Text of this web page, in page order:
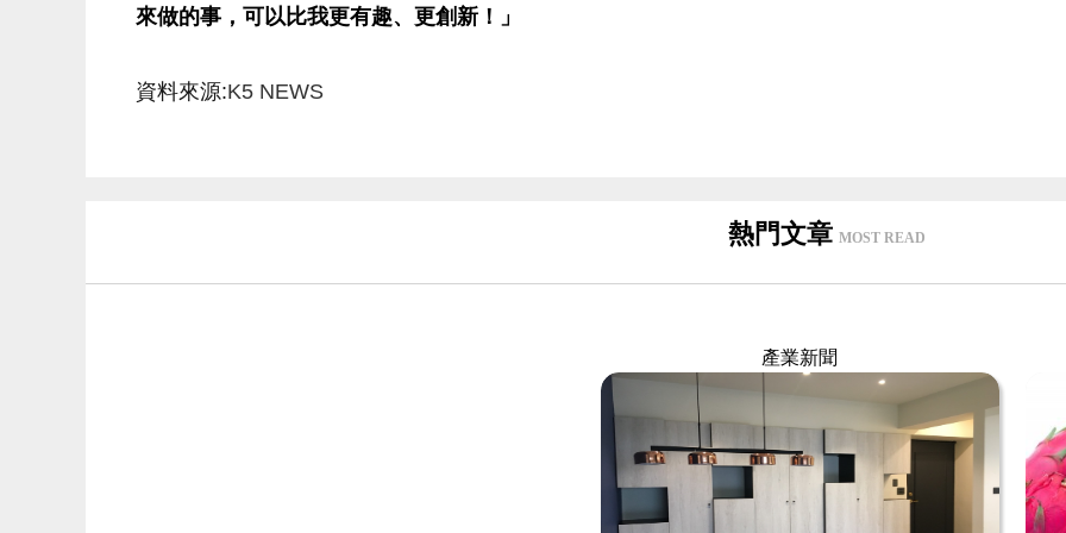
來做的事，可以比我更有趣、更創新！」
資料來源:K5 NEWS
熱門文章 MOST READ
產業新聞